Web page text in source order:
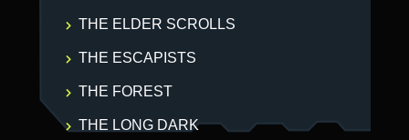
THE ELDER SCROLLS
THE ESCAPISTS
THE FOREST
THE LONG DARK